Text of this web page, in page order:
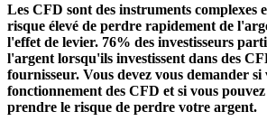
Les CFD sont des instruments complexes
risque élevé de perdre rapidement de
l'effet de levier. 76% des investisseurs
l'argent lorsqu'ils investissent dans des
fournisseur. Vous devez vous demander si
fonctionnement des CFD et si vous
prendre le risque de perdre votre argent.